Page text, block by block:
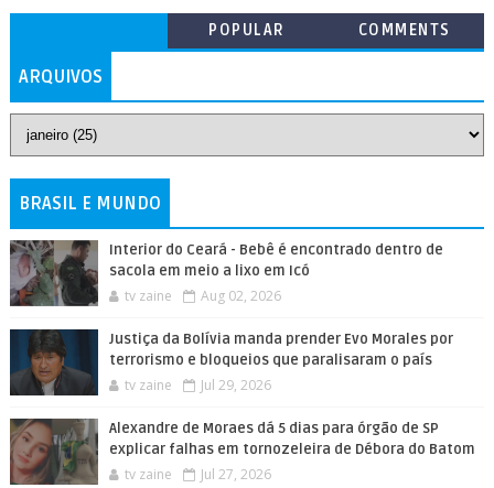
POPULAR COMMENTS
ARQUIVOS
BRASIL E MUNDO
Interior do Ceará - Bebê é encontrado dentro de
sacola em meio a lixo em Icó
tv zaine Aug 02, 2026
Justiça da Bolívia manda prender Evo Morales por
terrorismo e bloqueios que paralisaram o país
tv zaine Jul 29, 2026
Alexandre de Moraes dá 5 dias para órgão de SP
explicar falhas em tornozeleira de Débora do Batom
tv zaine Jul 27, 2026